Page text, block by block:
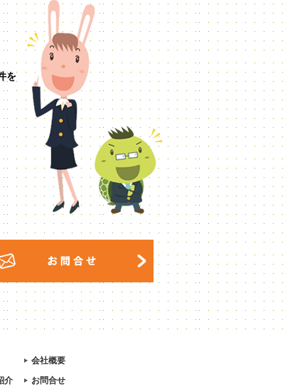
を
会社概要
介
お問合せ